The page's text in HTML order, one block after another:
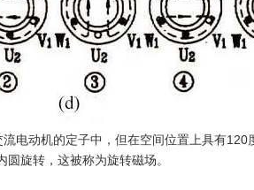
电动机的定子中，但在空间位置上具有
旋转，这被称为旋转磁场。